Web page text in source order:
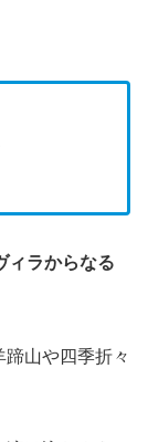
ィラからなる
山や四季折々